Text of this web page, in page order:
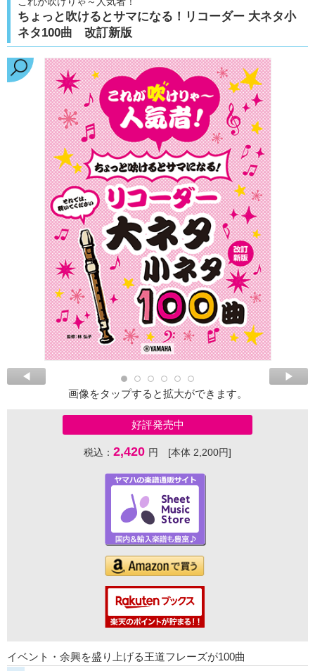
ちょっと吹けるとサマになる！リコーダー 大ネタ小
ネタ100曲 改訂新版
画像をタップすると拡大ができます。
好評発売中
税込： 2,420 円 [本体 2,200円]
イベント・余興を盛り上げる王道フレーズが100曲